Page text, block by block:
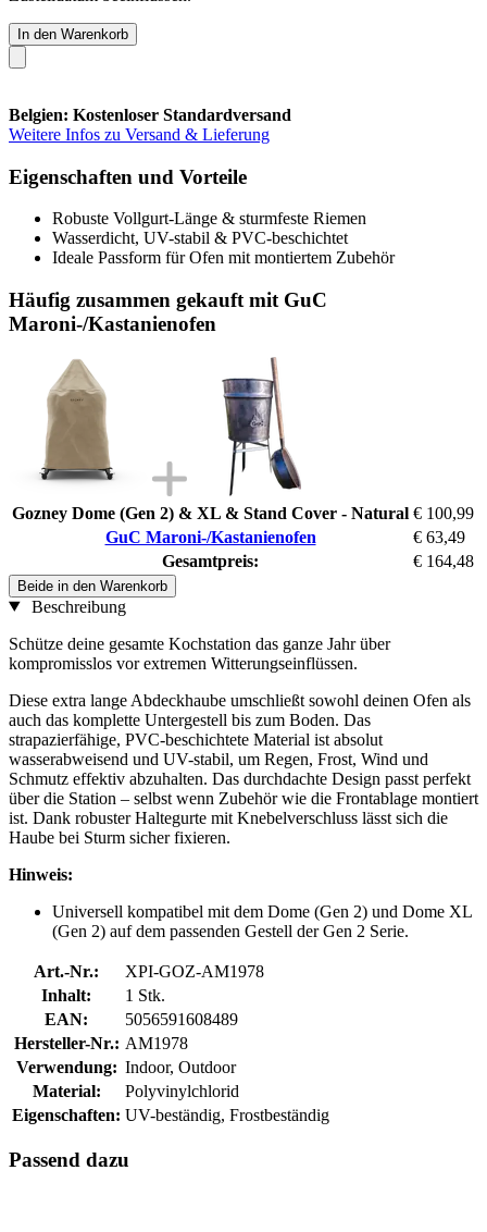
In den Warenkorb
Belgien: Kostenloser Standardversand
Weitere Infos zu Versand & Lieferung
Eigenschaften und Vorteile
Robuste Vollgurt-Länge & sturmfeste Riemen
Wasserdicht, UV-stabil & PVC-beschichtet
Ideale Passform für Ofen mit montiertem Zubehör
Häufig zusammen gekauft mit GuC
Maroni-/Kastanienofen
Gozney Dome (Gen 2) & XL & Stand Cover - Natural € 100,99
GuC Maroni-/Kastanienofen
€ 63,49
Gesamtpreis:
€ 164,48
Beide in den Warenkorb
Beschreibung
Schütze deine gesamte Kochstation das ganze Jahr über
kompromisslos vor extremen Witterungseinflüssen.
Diese extra lange Abdeckhaube umschließt sowohl deinen Ofen als
auch das komplette Untergestell bis zum Boden. Das
strapazierfähige, PVC-beschichtete Material ist absolut
wasserabweisend und UV-stabil, um Regen, Frost, Wind und
Schmutz effektiv abzuhalten. Das durchdachte Design passt perfekt
über die Station – selbst wenn Zubehör wie die Frontablage montiert
ist. Dank robuster Haltegurte mit Knebelverschluss lässt sich die
Haube bei Sturm sicher fixieren.
Hinweis:
Universell kompatibel mit dem Dome (Gen 2) und Dome XL
(Gen 2) auf dem passenden Gestell der Gen 2 Serie.
Art.-Nr.:
XPI-GOZ-AM1978
Inhalt:
1 Stk.
EAN:
5056591608489
Hersteller-Nr.: AM1978
Verwendung: Indoor, Outdoor
Material:
Polyvinylchlorid
Eigenschaften: UV-beständig, Frostbeständig
Passend dazu